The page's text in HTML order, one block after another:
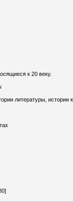
к 20 веку.
литературы, истории